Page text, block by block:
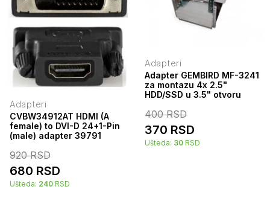
Adapteri
CVBW34912AT HDMI (A
female) to DVI-D 24+1-Pin
(male) adapter 39791
920RSD
680 RSD
Ušteda: 240 RSD
Adapteri
Adapter GEMBIRD MF-3241
za montazu 4x 2.5"
HDD/SSD u 3.5" otvoru
400RSD
370 RSD
Ušteda: 30 RSD